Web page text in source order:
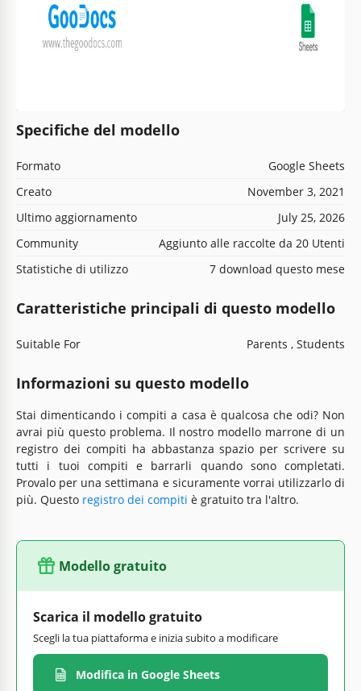
Specifiche del modello
Formato
Google Sheets
Creato
November 3, 2021
Ultimo aggiornamento
July 25, 2026
Community
Aggiunto alle raccolte da 20 Utenti
Statistiche di utilizzo
7 download questo mese
Caratteristiche principali di questo modello
Suitable For Parents , Students
Informazioni su questo modello
Stai dimenticando i compiti a casa è qualcosa che odi? Non
avrai più questo problema. Il nostro modello marrone di un
registro dei compiti ha abbastanza spazio per scrivere su
tutti i tuoi compiti e barrarli quando sono completati.
Provalo per una settimana e sicuramente vorrai utilizzarlo di
più. Questo registro dei compiti è gratuito tra l'altro.
Modello gratuito
Scarica il modello gratuito
Scegli la tua piattaforma e inizia subito a modificare
Modifica in Google Sheets